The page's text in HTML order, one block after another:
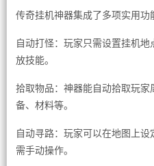
传奇挂机神器集成了多项实用功
自动打怪：玩家只需设置挂机
放技能。
拾取物品：神器能自动拾取玩
备、材料等。
自动寻路：玩家可以在地图上
需手动操作。